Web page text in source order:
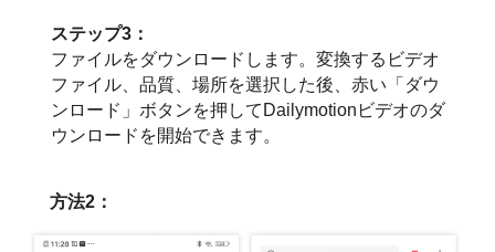
ステップ3：
ファイルをダウンロードします。変換するビデオ
ファイル、品質、場所を選択した後、赤い「ダウ
ンロード」ボタンを押してDailymotionビデオのダ
ウンロードを開始できます。
方法2：